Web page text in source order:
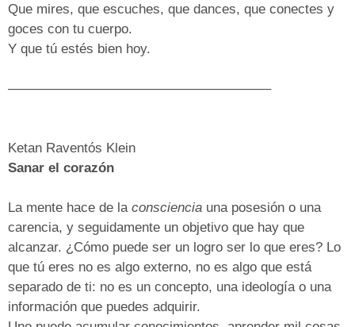
Que mires, que escuches, que dances, que conectes y
goces con tu cuerpo.
Y que tú estés bien hoy.
———————————————————–
Ketan Raventós Klein
Sanar el corazón
La mente hace de la consciencia una posesión o una
carencia, y seguidamente un objetivo que hay que
alcanzar. ¿Cómo puede ser un logro ser lo que eres? Lo
que tú eres no es algo externo, no es algo que está
separado de ti: no es un concepto, una ideología o una
información que puedes adquirir.